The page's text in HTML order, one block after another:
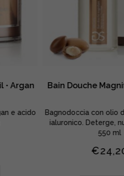
• Argan
e acido
Bain Douche
Bagnodoccia con olio
ialuronico. Deterge,
550 ml
€